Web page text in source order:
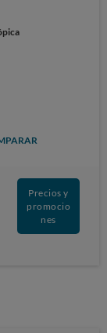
Precios y
promocio
nes